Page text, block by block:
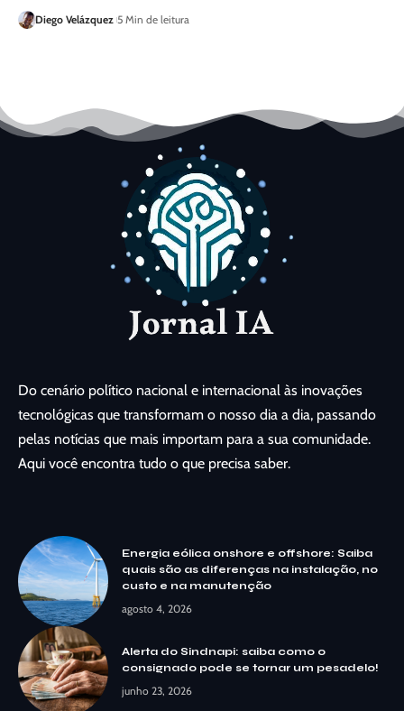
Diego Velázquez 5 Min de leitura
Do cenário político nacional e internacional às inovações
tecnológicas que transformam o nosso dia a dia, passando
pelas notícias que mais importam para a sua comunidade.
Aqui você encontra tudo o que precisa saber.
Energia eólica onshore e offshore: Saiba
quais são as diferenças na instalação, no
custo e na manutenção
agosto 4, 2026
Alerta do Sindnapi: saiba como o
consignado pode se tornar um pesadelo!
junho 23, 2026